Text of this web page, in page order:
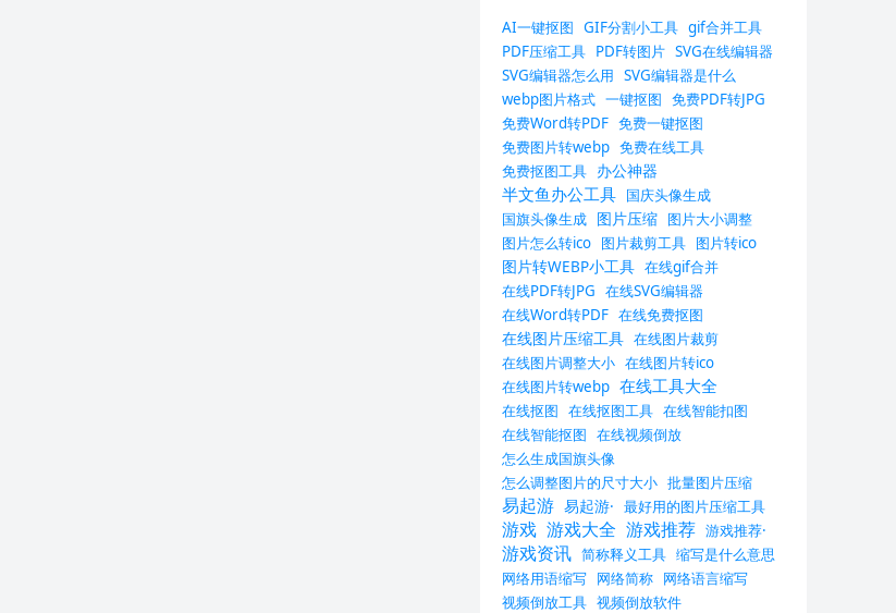
AI一键抠图 GIF分割小工具 gif合并工具
PDF压缩工具 PDF转图片 SVG在线编辑器
SVG编辑器怎么用 SVG编辑器是什么
webp图片格式 一键抠图 免费PDF转JPG
免费Word转PDF 免费一键抠图
免费图片转webp 免费在线工具
免费抠图工具 办公神器
半文鱼办公工具 国庆头像生成
国旗头像生成 图片压缩 图片大小调整
图片怎么转ico 图片裁剪工具 图片转ico
图片转WEBP小工具 在线gif合并
在线PDF转JPG 在线SVG编辑器
在线Word转PDF 在线免费抠图
在线图片压缩工具 在线图片裁剪
在线图片调整大小 在线图片转ico
在线图片转webp 在线工具大全
在线抠图 在线抠图工具 在线智能扣图
在线智能抠图 在线视频倒放
怎么生成国旗头像
怎么调整图片的尺寸大小 批量图片压缩
易起游 易起游· 最好用的图片压缩工具
游戏 游戏大全 游戏推荐 游戏推荐·
游戏资讯 简称释义工具 缩写是什么意思
网络用语缩写 网络简称 网络语言缩写
视频倒放工具 视频倒放软件